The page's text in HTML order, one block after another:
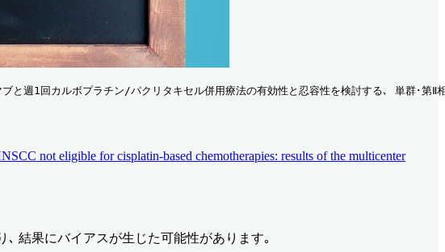
週1回カルボプラチン/パクリタキセル併用療法の有効性と忍容性を検討する､
not eligible for cisplatin-based chemotherapies: results of the multicenter
結果にバイアスが生じた可能性があります｡